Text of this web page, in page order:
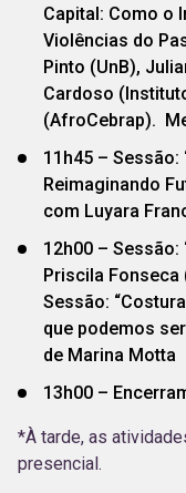
Capital: Como o
Violências do
Pinto (UnB),
Cardoso
(AfroCebrap).
11h45 –
Reimaginando
com Luyara
12h00 – Sessão:
Priscila Fonseca
Sessão:
que podemos
de Marina Motta
13h00 –
*À tarde, as
presencial.